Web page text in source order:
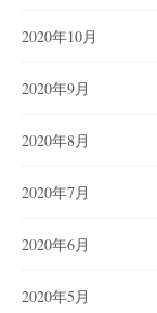
2020年10月
2020年9月
2020年8月
2020年7月
2020年6月
2020年5月